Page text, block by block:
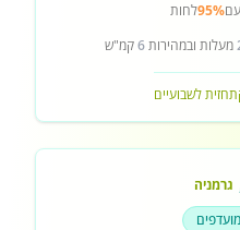
עם95%לחות
מעלות ובמהירות6קמ"ש
תחזית לשבועיים
גרמניה